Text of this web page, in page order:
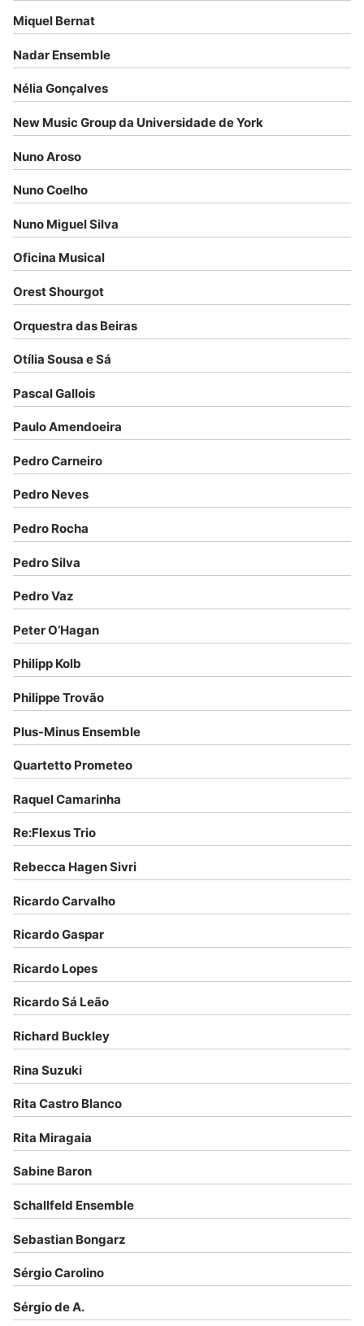
Miquel Bernat
Nadar Ensemble
Nélia Gonçalves
New Music Group da Universidade de York
Nuno Aroso
Nuno Coelho
Nuno Miguel Silva
Oficina Musical
Orest Shourgot
Orquestra das Beiras
Otília Sousa e Sá
Pascal Gallois
Paulo Amendoeira
Pedro Carneiro
Pedro Neves
Pedro Rocha
Pedro Silva
Pedro Vaz
Peter O’Hagan
Philipp Kolb
Philippe Trovão
Plus-Minus Ensemble
Quartetto Prometeo
Raquel Camarinha
Re:Flexus Trio
Rebecca Hagen Sivri
Ricardo Carvalho
Ricardo Gaspar
Ricardo Lopes
Ricardo Sá Leão
Richard Buckley
Rina Suzuki
Rita Castro Blanco
Rita Miragaia
Sabine Baron
Schallfeld Ensemble
Sebastian Bongarz
Sérgio Carolino
Sérgio de A.